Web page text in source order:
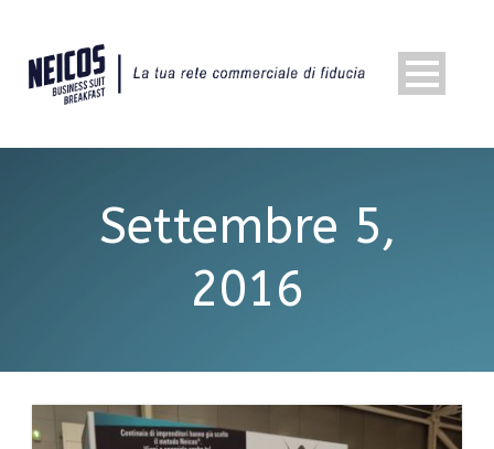
Settembre 5,
2016